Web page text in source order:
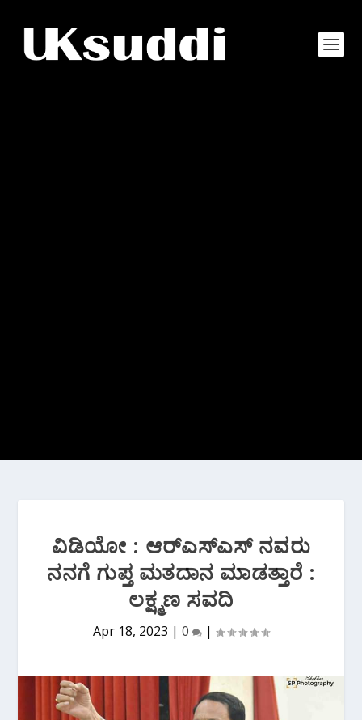
ವಿಡಿಯೋ : ಆರ್‌ಎಸ್ಎಸ್ ನವರು
ನನಗೆ ಗುಪ್ತ ಮತದಾನ ಮಾಡತ್ತಾರೆ :
ಲಕ್ಷ್ಮಣ ಸವದಿ
Apr 18, 2023 | 0 |